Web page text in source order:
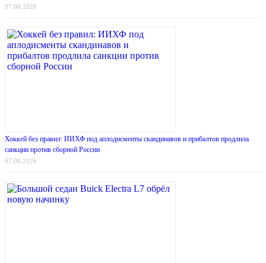
07.08.2026
Хоккей без правил: ИИХФ под аплодисменты скандинавов и прибалтов продлила
санкции против сборной России
07.08.2026